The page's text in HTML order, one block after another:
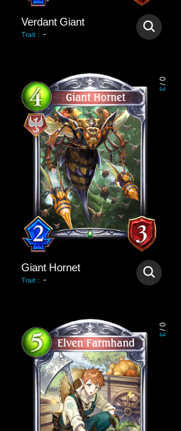
Verdant Giant
Trait : -
0
/
3
Giant Hornet
Trait : -
0
/
3